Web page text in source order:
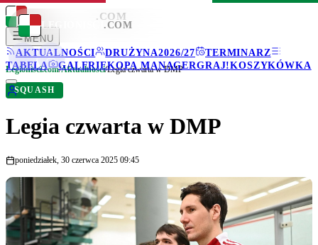
LEGIONISCI .COM
MENU
AKTUALNOŚCI
DRUŻYNA2026/27
TERMINARZ
TABELA
GALERIEKOPA MANAGERGRAJ!KOSZYKÓWKA
LEGIONISCI .COM
Legionisci.com/Aktualności/Legia czwarta w DMP
SQUASH
Legia czwarta w DMP
poniedziałek, 30 czerwca 2025 09:45